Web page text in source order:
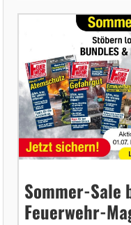
Sommer-Sale
Feuerwehr-